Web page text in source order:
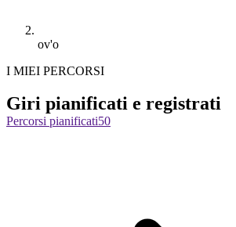
ov'o
I MIEI PERCORSI
Giri pianificati e registrati
Percorsi pianificati50